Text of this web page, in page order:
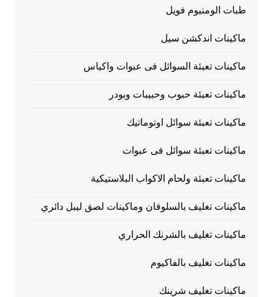
طبات الومنيوم فويل
ماكينات اندكشن سيل
ماكينات تعبئة السوائل فى عبوات واكياس
ماكينات تعبئة حبوب وحبيبات وبودر
ماكينات تعبئة سوائل اوتوماتيك
ماكينات تعبئة سوائل فى عبوات
ماكينات تعبئة ولحام الاكواب البلاستيكية
ماكينات تغليف بالسلوفان وماكينات لصق ليبل دائري
ماكينات تغليف بالشرنك الحراري
ماكينات تغليف بالفاكيوم
ماكينات تغليف شرينك